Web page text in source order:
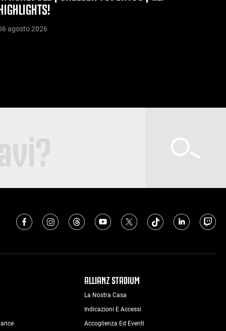
agosto 2026
ALLIANZ STADIUM
La Nostra Casa
Indicazioni E Accessi
Accoglienza Ed Eventi